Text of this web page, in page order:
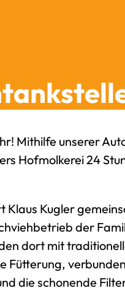
Mithilfe unserer
Hofmolkerei 24
Kugler
der
dort mit
Fütterung,
die schonende